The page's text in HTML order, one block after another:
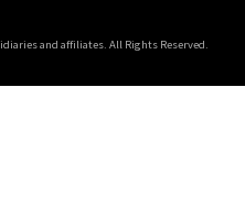
and affiliates. All Rights Reserved.